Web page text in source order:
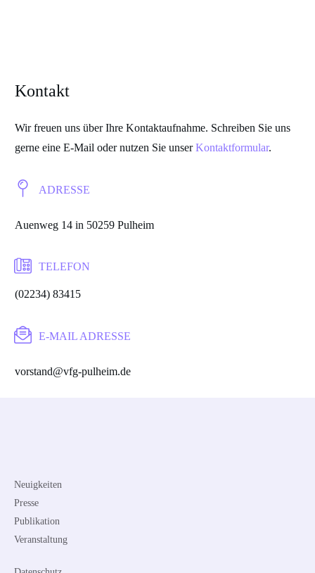
Kontakt
Wir freuen uns über Ihre Kontaktaufnahme. Schreiben Sie uns
gerne eine E-Mail oder nutzen Sie unserKontaktformular.
ADRESSE
Auenweg 14 in 50259 Pulheim
TELEFON
(02234) 83415
E-MAIL ADRESSE
vorstand@vfg-pulheim.de
Neuigkeiten
Presse
Publikation
Veranstaltung